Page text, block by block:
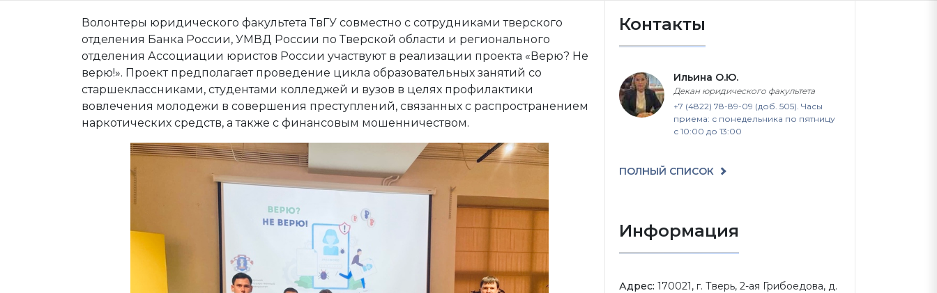
Волонтеры юридического факультета ТвГУ совместно с сотрудниками тверского
отделения Банка России, УМВД России по Тверской области и регионального
отделения Ассоциации юристов России участвуют в реализации проекта «Верю? Не
верю!». Проект предполагает проведение цикла образовательных занятий со
старшеклассниками, студентами колледжей и вузов в целях профилактики
вовлечения молодежи в совершения преступлений, связанных с распространением
наркотических средств, а также с финансовым мошенничеством.
Контакты
Ильина О.Ю.
Декан юридического факультета
+7 (4822) 78-89-09 (доб. 505). Часы
приема: с понедельника по пятницу
с 10:00 до 13:00
ПОЛНЫЙ СПИСОК
Информация
Адрес: 170021, г. Тверь, 2-ая Грибоедова, д.